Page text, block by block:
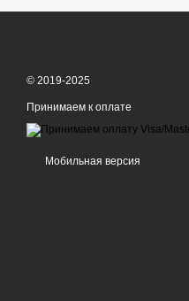
© 2019-2025
Принимаем к оплате
Мобильная версия